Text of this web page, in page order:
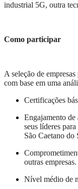
industrial 5G, outra
Como participar
A seleção de
com base em uma
Certificações
Engajamento de
seus líderes
São Caetano do
outras empresas.
Nível médio de